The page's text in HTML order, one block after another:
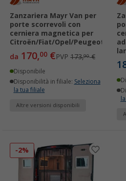
Zanzariera Mayr Van per
porte scorrevoli con
cerniera magnetica per
Citroën/Fiat/Opel/Peugeot/
da 170,00 €PVP 173,90€
Disponibile
Disponibilità in filiale: Seleziona
la tua filiale
Altre versioni disponibili
-2%